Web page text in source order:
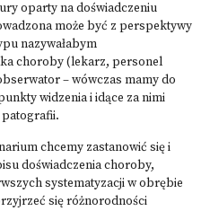
oparty na doświadczeniu
może być z perspektywy
nazywałabym
choroby (lekarz, personel
– wówczas mamy do
widzenia i idące za nimi
chcemy zastanowić się i
doświadczenia choroby,
systematyzacji w obrębie
się różnorodności